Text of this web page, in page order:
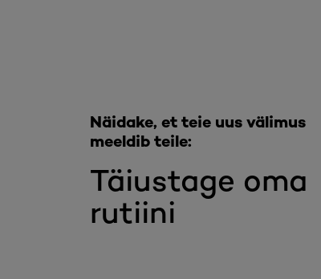
Täiustage oma
rutiini
Näidake, et teie uus välimus
meeldib teile: